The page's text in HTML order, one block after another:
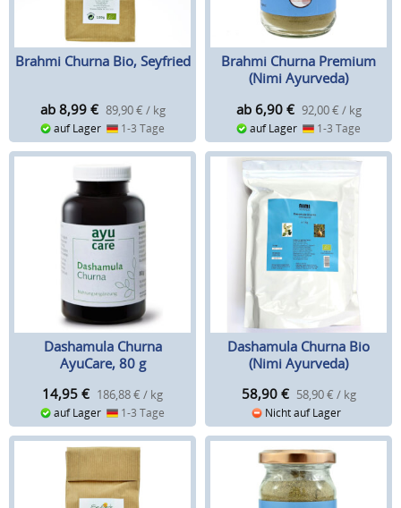
Brahmi Churna Bio, Seyfried
ab 8,99 € 89,90 € / kg
auf Lager 1-3 Tage
Brahmi Churna Premium
(Nimi Ayurveda)
ab 6,90 € 92,00 € / kg
auf Lager 1-3 Tage
Dashamula Churna
AyuCare, 80 g
14,95 € 186,88 € / kg
auf Lager 1-3 Tage
Dashamula Churna Bio
(Nimi Ayurveda)
58,90 € 58,90 € / kg
Nicht auf Lager